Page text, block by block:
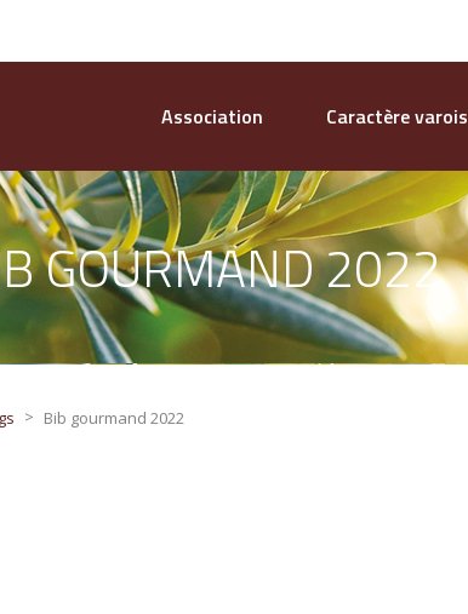
Association Caractère varois
GOURMAND 2022
> Bib gourmand 2022